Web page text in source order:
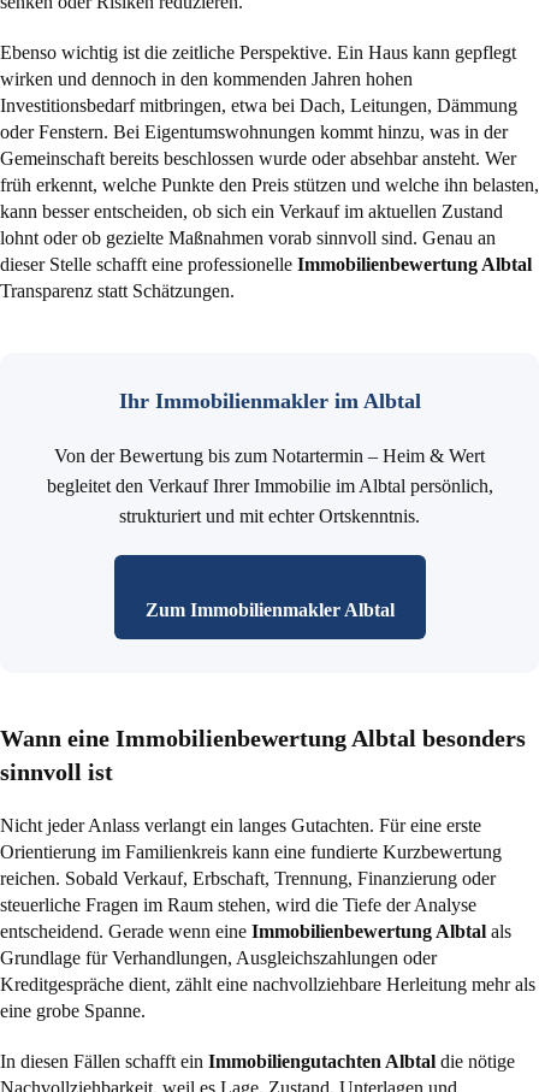
Ebenso wichtig ist die zeitliche Perspektive. Ein Haus kann gepflegt
wirken und dennoch in den kommenden Jahren hohen
Investitionsbedarf mitbringen, etwa bei Dach, Leitungen, Dämmung
oder Fenstern. Bei Eigentumswohnungen kommt hinzu, was in der
Gemeinschaft bereits beschlossen wurde oder absehbar ansteht. Wer
früh erkennt, welche Punkte den Preis stützen und welche ihn belasten,
kann besser entscheiden, ob sich ein Verkauf im aktuellen Zustand
lohnt oder ob gezielte Maßnahmen vorab sinnvoll sind. Genau an
dieser Stelle schafft eine professionelle Immobilienbewertung Albtal
Transparenz statt Schätzungen.
Ihr Immobilienmakler im Albtal
Von der Bewertung bis zum Notartermin – Heim & Wert
begleitet den Verkauf Ihrer Immobilie im Albtal persönlich,
strukturiert und mit echter Ortskenntnis.
Zum Immobilienmakler Albtal
Wann eine Immobilienbewertung Albtal besonders
sinnvoll ist
Nicht jeder Anlass verlangt ein langes Gutachten. Für eine erste
Orientierung im Familienkreis kann eine fundierte Kurzbewertung
reichen. Sobald Verkauf, Erbschaft, Trennung, Finanzierung oder
steuerliche Fragen im Raum stehen, wird die Tiefe der Analyse
entscheidend. Gerade wenn eine Immobilienbewertung Albtal als
Grundlage für Verhandlungen, Ausgleichszahlungen oder
Kreditgespräche dient, zählt eine nachvollziehbare Herleitung mehr als
eine grobe Spanne.
In diesen Fällen schafft ein Immobiliengutachten Albtal die nötige
Nachvollziehbarkeit, weil es Lage, Zustand, Unterlagen und